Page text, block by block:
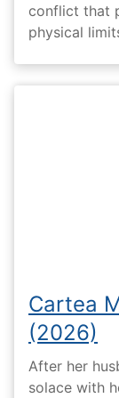
conflict that
physical
Cartea
(2026)
After her
solace with